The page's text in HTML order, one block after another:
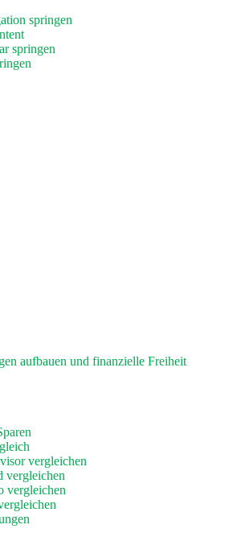
springen
springen
aufbauen und finanzielle Freiheit
vergleichen
vergleichen
vergleichen